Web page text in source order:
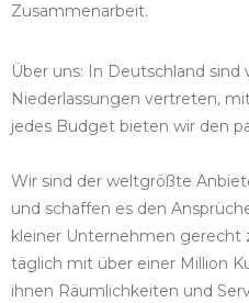
Zusammenarbeit.
Über uns: In Deutschland sind
Niederlassungen vertreten,
jedes Budget bieten wir den
Wir sind der weltgrößte
und schaffen es den
kleiner Unternehmen gerecht
täglich mit über einer Million
ihnen Räumlichkeiten und